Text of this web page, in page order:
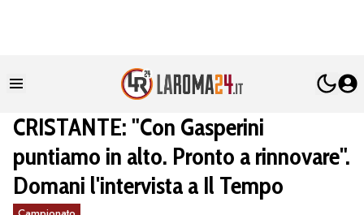
CRISTANTE: "Con Gasperini
puntiamo in alto. Pronto a rinnovare".
Domani l'intervista a Il Tempo